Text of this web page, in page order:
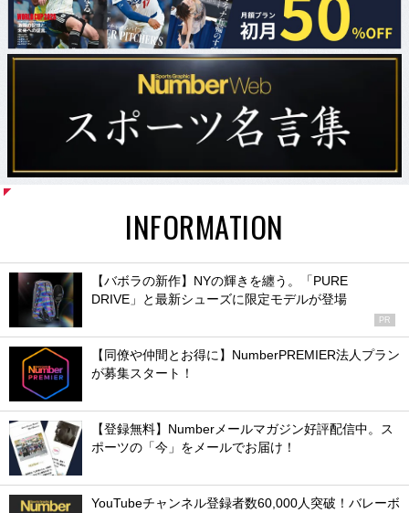
INFORMATION
【バボラの新作】NYの輝きを纏う。「PURE
DRIVE」と最新シューズに限定モデルが登場
PR
【同僚や仲間とお得に】NumberPREMIER法人プラン
が募集スタート！
【登録無料】Numberメールマガジン好評配信中。ス
ポーツの「今」をメールでお届け！
YouTubeチャンネル登録者数60,000人突破！バレーボ